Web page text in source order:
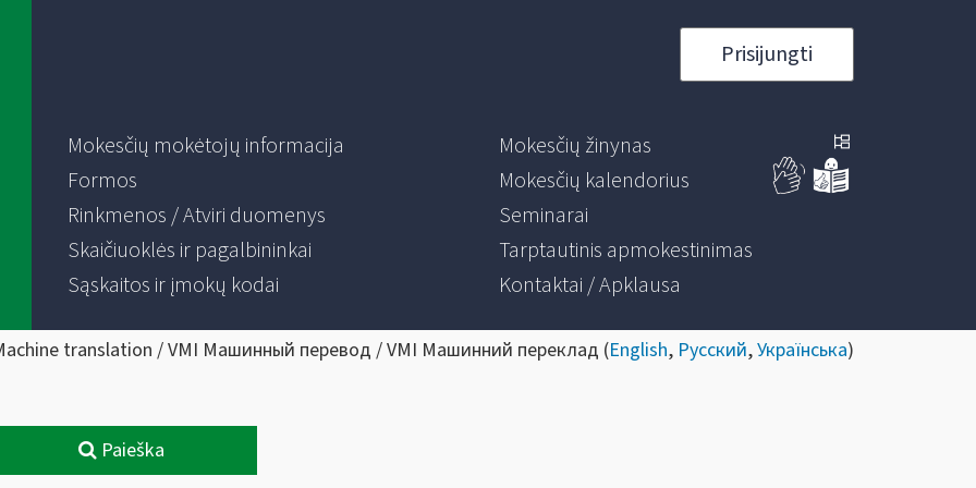
Prisijungti
Mokesčių mokėtojų informacija
Formos
Rinkmenos / Atviri duomenys
Skaičiuoklės ir pagalbininkai
Sąskaitos ir įmokų kodai
Mokesčių žinynas
Mokesčių kalendorius
Seminarai
Tarptautinis apmokestinimas
Kontaktai / Apklausa
translation / VMI Машинный перевод / VMI Машинний переклад (English, Русский,Українська)
Paieška